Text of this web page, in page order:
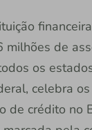
milhões de
os
celebra
de crédito no